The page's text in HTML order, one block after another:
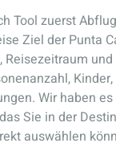
Tool zuerst
Ziel der Punta
Reisezeitraum und
Wir haben
Sie in der
auswählen